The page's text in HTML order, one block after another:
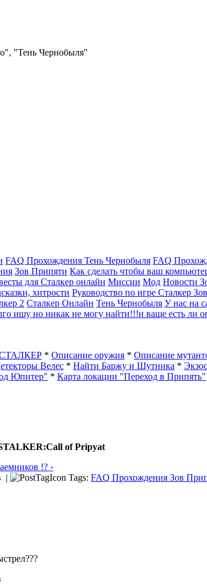
"Тень Чернобыля"
FAQ Прохождения Тень Чернобыля FAQ
Зов Припяти Как сделать чтобы ваш
для Сталкер онлайн Миссии Мод Новости
хитрости Руководство по игре Сталкер
2 Сталкер Онлайн Тень Чернобыля У нас на
ишу но никак не могу найти!!!и ваще есть ли
СТАЛКЕР * Описание оружия * Описание
Велес * Найти Баржу и Шутника *
Юпитер" * Карта локации "Переход в Припять"
of Pripyat
!? ›
| Tags: FAQ Прохождения Зов